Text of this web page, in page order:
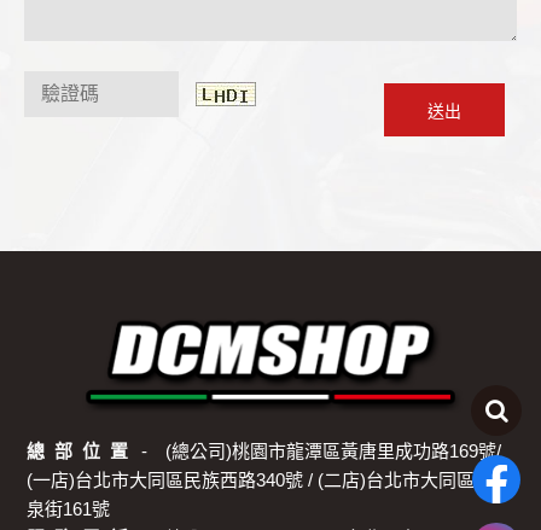
總 部 位 置
(總公司)桃園市龍潭區黃唐里成功路169號/
(一店)台北市大同區民族西路340號 / (二店)台北市大同區酒
泉街161號